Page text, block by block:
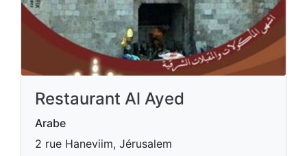
Restaurant Al Ayed
Arabe
2 rue Haneviim, Jérusalem